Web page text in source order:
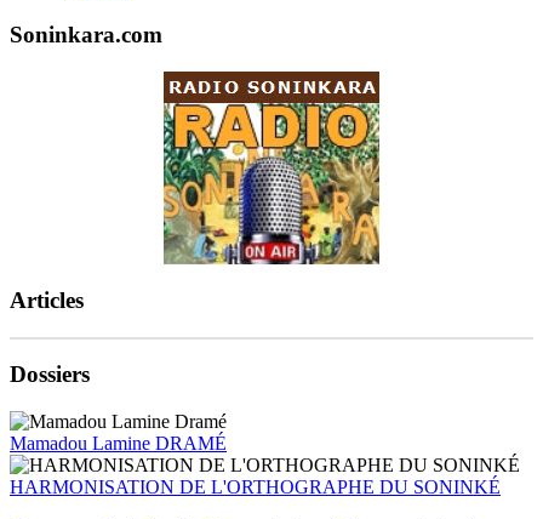
Soninkara.com
Articles
Dossiers
Mamadou Lamine DRAMÉ
HARMONISATION DE L'ORTHOGRAPHE DU SONINKÉ